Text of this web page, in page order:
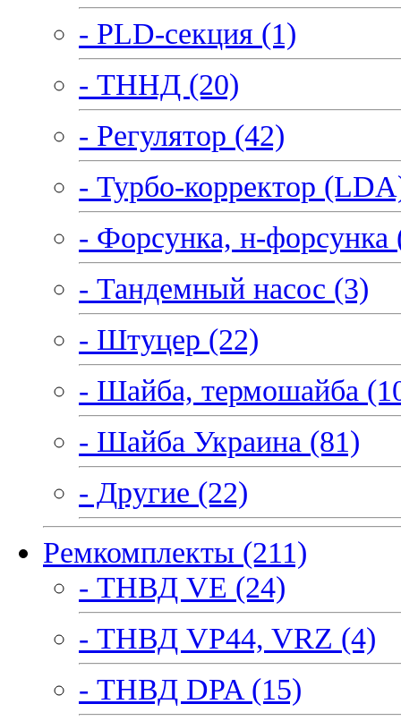
- PLD-секция (1)
- ТННД (20)
- Регулятор (42)
- Турбо-корректор
- Форсунка, н-форсунка
- Тандемный насос (3)
- Штуцер (22)
- Шайба, термошайба
- Шайба Украина (81)
- Другие (22)
Ремкомплекты (211)
- ТНВД VE (24)
- ТНВД VP44, VRZ (4)
- ТНВД DPA (15)